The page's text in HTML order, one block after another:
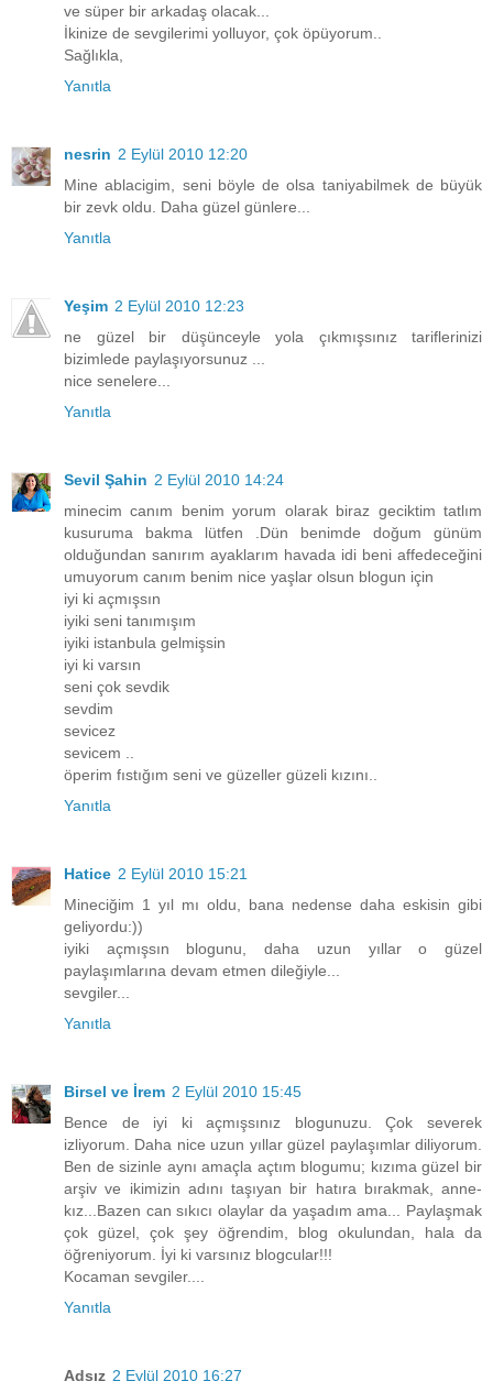
ve süper bir arkadaş olacak...
İkinize de sevgilerimi yolluyor, çok öpüyorum..
Sağlıkla,
Yanıtla
nesrin 2 Eylül 2010 12:20
Mine ablacigim, seni böyle de olsa taniyabilmek de büyük
bir zevk oldu. Daha güzel günlere...
Yanıtla
Yeşim 2 Eylül 2010 12:23
ne güzel bir düşünceyle yola çıkmışsınız tariflerinizi
bizimlede paylaşıyorsunuz ...
nice senelere...
Yanıtla
Sevil Şahin 2 Eylül 2010 14:24
minecim canım benim yorum olarak biraz geciktim tatlım
kusuruma bakma lütfen .Dün benimde doğum günüm
olduğundan sanırım ayaklarım havada idi beni affedeceğini
umuyorum canım benim nice yaşlar olsun blogun için
iyi ki açmışsın
iyiki seni tanımışım
iyiki istanbula gelmişsin
iyi ki varsın
seni çok sevdik
sevdim
sevicez
sevicem ..
öperim fıstığım seni ve güzeller güzeli kızını..
Yanıtla
Hatice 2 Eylül 2010 15:21
Mineciğim 1 yıl mı oldu, bana nedense daha eskisin gibi
geliyordu:))
iyiki açmışsın blogunu, daha uzun yıllar o güzel
paylaşımlarına devam etmen dileğiyle...
sevgiler...
Yanıtla
Birsel ve İrem 2 Eylül 2010 15:45
Bence de iyi ki açmışsınız blogunuzu. Çok severek
izliyorum. Daha nice uzun yıllar güzel paylaşımlar diliyorum.
Ben de sizinle aynı amaçla açtım blogumu; kızıma güzel bir
arşiv ve ikimizin adını taşıyan bir hatıra bırakmak, anne-
kız...Bazen can sıkıcı olaylar da yaşadım ama... Paylaşmak
çok güzel, çok şey öğrendim, blog okulundan, hala da
öğreniyorum. İyi ki varsınız blogcular!!!
Kocaman sevgiler....
Yanıtla
Adsız 2 Eylül 2010 16:27